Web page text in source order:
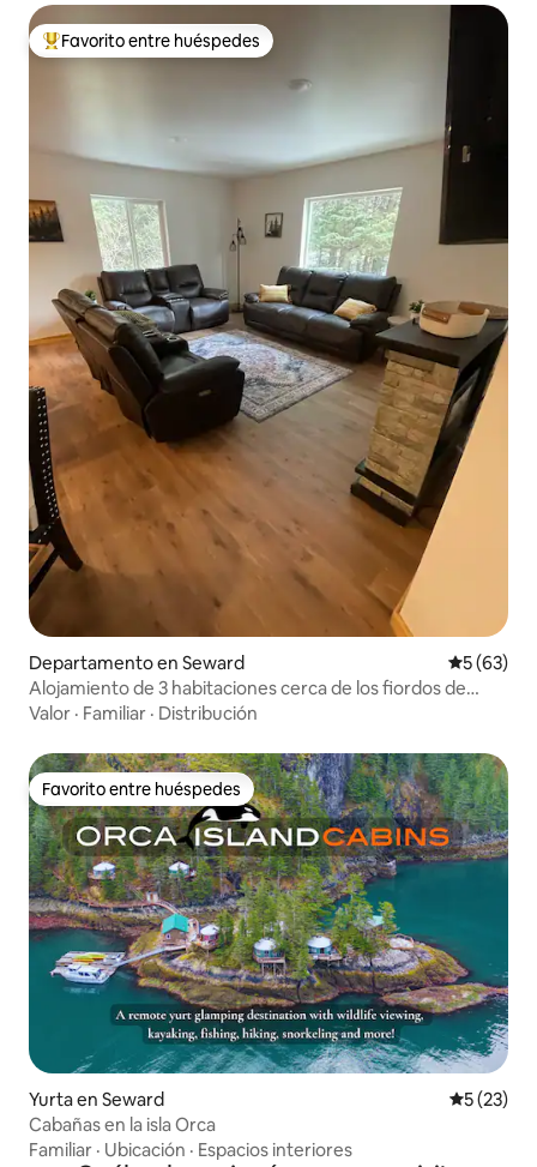
De los mejores en Favorito entre huéspedes
Favorito entre huéspedes
Departamento en Seward
5 (63)
Alojamiento de 3 habitaciones cerca de los fiordos de
Kenai y el puerto de Seward
Valor · Familiar · Distribución
Favorito entre huéspedes
Favorito entre huéspedes
Yurta en Seward
5 (23)
Cabañas en la isla Orca
Familiar · Ubicación · Espacios interiores